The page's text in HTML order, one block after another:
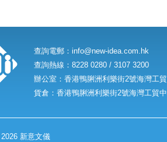
查詢電郵： info@new-idea.com.hk
查詢熱線：8228 0280 / 3107 3200
辦公室：香港鴨脷洲利樂街2號海灣工
貨倉：香港鴨脷洲利樂街2號海灣工貿
新意文儀